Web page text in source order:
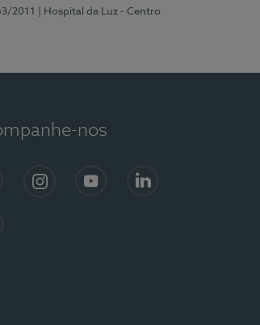
2011
| Hospital da Luz - Centro
nos